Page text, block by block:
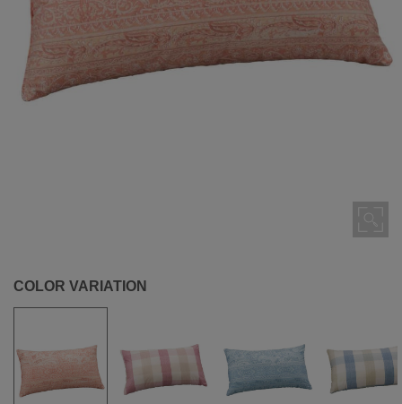
COLOR VARIATION